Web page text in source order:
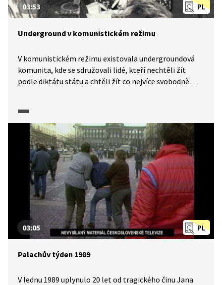
PL
03:53
Underground v komunistickém režimu
V komunistickém režimu existovala undergroundová
komunita, kde se sdružovali lidé, kteří nechtěli žít
podle diktátu státu a chtěli žít co nejvíce svobodně.
apod. Režim se jich chtěl zbavit i tak, že jim nabídl
vystěhování do zahraničí. Mluvíme o době, kdy cestovat
do zahraničí nebylo možné bez svolení státních úřadů,
jak ukazuje video z dokumentárního cyklu Neznámí
hrdinové (2011).
PL
03:05
Palachův týden 1989
V lednu 1989 uplynulo 20 let od tragického činu Jana